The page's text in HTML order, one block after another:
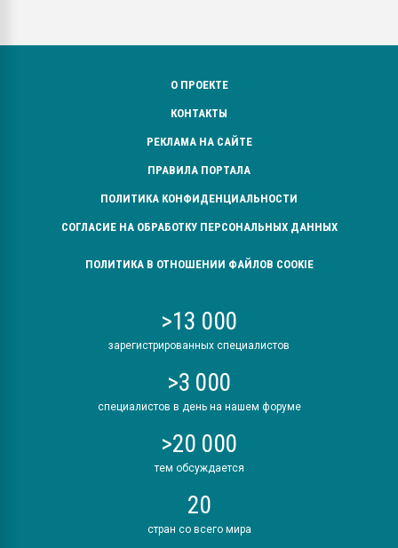
О ПРОЕКТЕ
КОНТАКТЫ
РЕКЛАМА НА САЙТЕ
ПРАВИЛА ПОРТАЛА
ПОЛИТИКА КОНФИДЕНЦИАЛЬНОСТИ
СОГЛАСИЕ НА ОБРАБОТКУ ПЕРСОНАЛЬНЫХ ДАННЫХ
ПОЛИТИКА В ОТНОШЕНИИ ФАЙЛОВ COOKIE
>13 000
зарегистрированных специалистов
>3 000
специалистов в день на нашем форуме
>20 000
тем обсуждается
20
стран со всего мира